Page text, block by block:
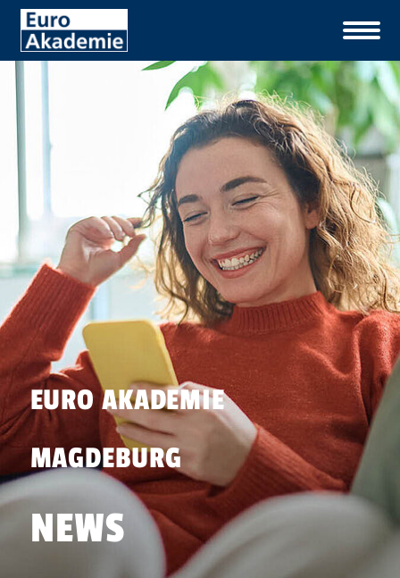
EURO AKADEMIE
MAGDEBURG
NEWS